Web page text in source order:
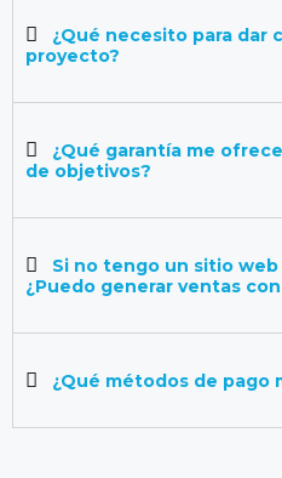
¿Qué necesito para dar
proyecto?
¿Qué garantía me
de objetivos?
Si no tengo un sitio
¿Puedo generar ventas
¿Qué métodos de pago